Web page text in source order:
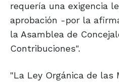
requería una exigencia
aprobación -por la
la Asamblea de
Contribuciones".
"La Ley Orgánica de las